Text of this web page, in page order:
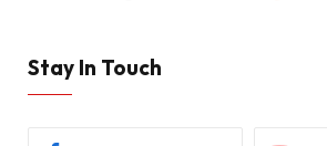
Stay In Touch